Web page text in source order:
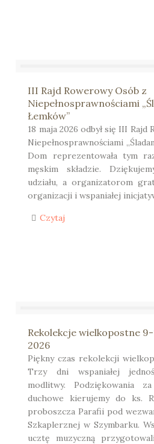
III Rajd Rowerowy Osób z
Niepełnosprawnościami
Łemków”
18 maja 2026 odbył się III Rajd
Niepełnosprawnościami
Dom reprezentowała tym
męskim składzie.
udziału, a organizatorom
organizacji i wspaniałej
Czytaj
Rekolekcje wielkopostne
2026
Piękny czas rekolekcji
Trzy dni wspaniałej
modlitwy. Podziękowania
duchowe kierujemy do ks.
proboszcza Parafii pod
Szkaplerznej w Szymbarku.
ucztę muzyczną